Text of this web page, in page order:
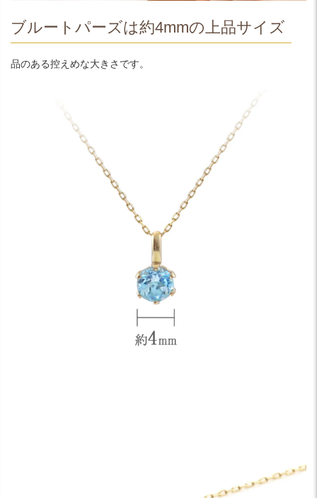
ブルートパーズは約4mmの上品サイズ
品のある控えめな大きさです。